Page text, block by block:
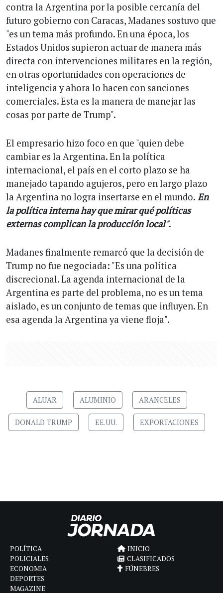
contra la Argentina por la posible cercanía del
futuro gobierno con Caracas, Madanes sostuvo que
"es un tema más profundo. En una época, los
Estados Unidos supieron actuar de manera más
directa con intervenciones militares en la región,
en otras oportunidades con operaciones de
inteligencia y ahora lo hacen con sanciones
comerciales. Esta es la manera de manejar las
cosas por parte de Trump".
El empresario hizo foco en que "quien debe
cambiar es la Argentina. En la política
internacional, el país en el corto plazo se ha
manejado tapando agujeros, pero en largo plazo
la Argentina no logra insertarse en el mundo. En
la política interna hay que mirar qué políticas
externas complican la producción local".
Madanes finalmente remarcó que la decisión de
Trump no fue negociada: "Es una política
discrecional. La agenda internacional de la
Argentina es parte del problema, no es un tema
aislado, es un conjunto de temas que influyen. En
esa agenda la Argentina ya viene floja".
ALUAR ALUMINIO ARANCELES
DONALD TRUMP EE.UU. EXPORTACIONES
POLÍTICA
POLICIALES
ECONOMIA
DEPORTES
MAGAZINE
INICIO
CLASIFICADOS
FÚNEBRES